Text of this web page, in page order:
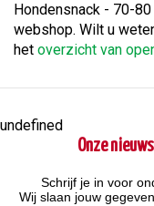
Hondensnack - 70-
webshop. Wilt u
het overzicht van
undefined
Onze
Schrijf je in voor
Wij slaan jouw